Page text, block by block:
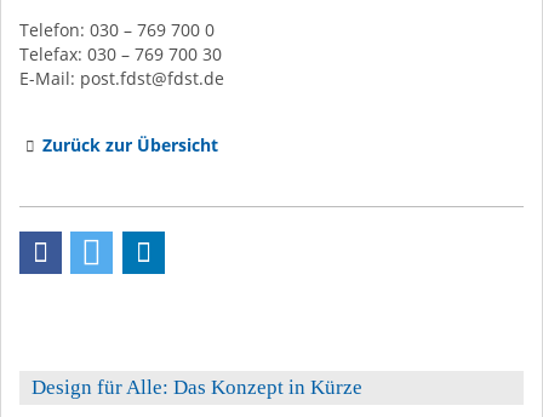
Telefon: 030 – 769 700 0
Telefax: 030 – 769 700 30
E-Mail: post.fdst@fdst.de
Zurück zur Übersicht
Design für Alle: Das Konzept in Kürze